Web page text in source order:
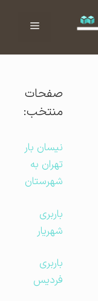
فهرست
صفحات
منتخب:
نیسان بار
تهران به
شهرستان
باربری
شهریار
باربری
فردیس